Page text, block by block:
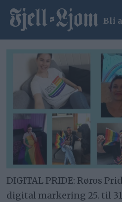
Bli
DIGITAL PRIDE: Røros
digital markering 25. til